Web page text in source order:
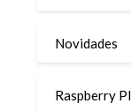
Novidades
Raspberry PI